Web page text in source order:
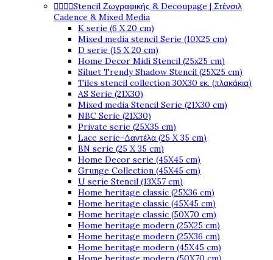
   Stencil Ζωγραφικής & Decoupage | Στένσιλ
Cadence & Mixed Media
K serie (6 X 20 cm)
Mixed media stencil Serie (10X25 cm)
D serie (15 X 20 cm)
Home Decor Midi Stencil (25x25 cm)
Siluet Trendy Shadow Stencil (25X25 cm)
Tiles stencil collection 30X30 εκ. (πλακάκια)
AS Serie (21X30)
Mixed media Stencil Serie (21X30 cm)
NBC Serie (21X30)
Private serie (25X35 cm)
Lace serie-Δαντέλα (25 X 35 cm)
BN serie (25 X 35 cm)
Home Decor serie (45X45 cm)
Grunge Collection (45X45 cm)
U serie Stencil (13X57 cm)
Home heritage classic (25X36 cm)
Home heritage classic (45X45 cm)
Home heritage classic (50X70 cm)
Home heritage modern (25X25 cm)
Home heritage modern (25X36 cm)
Home heritage modern (45X45 cm)